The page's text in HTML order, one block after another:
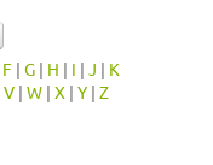
F | G | H | I | J | K
V | W | X | Y | Z